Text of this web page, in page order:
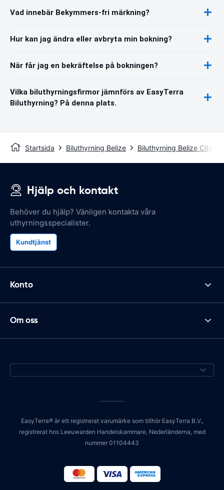
Vad innebär Bekymmers-fri märkning?
Hur kan jag ändra eller avbryta min bokning?
När får jag en bekräftelse på bokningen?
Vilka biluthyrningsfirmor jämnförs av EasyTerra
Biluthyrning? På denna plats.
Startsida Biluthyrning Belize Biluthyrning Belize City
Hjälp och kontakt
Behöver du hjälp? Vänligen kontakta våra
uthyrningsspecialister.
Kundtjänst
Konto
Om oss
EasyTerra® är ett registrerat varumärke som tillhör EasyTerra B.V.,
registrerat hos Leeuwarden Handelskammare, Nederländerna, med
nummer 01104443